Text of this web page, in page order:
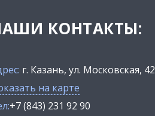
КОНТАКТЫ:
г. Казань, ул. Московская, 42
на карте
+7 (843) 231 92 90